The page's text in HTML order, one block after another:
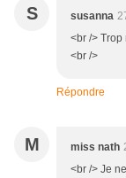
S susanna
<br />
<br />
Répondre
M miss nath
<br /> Je